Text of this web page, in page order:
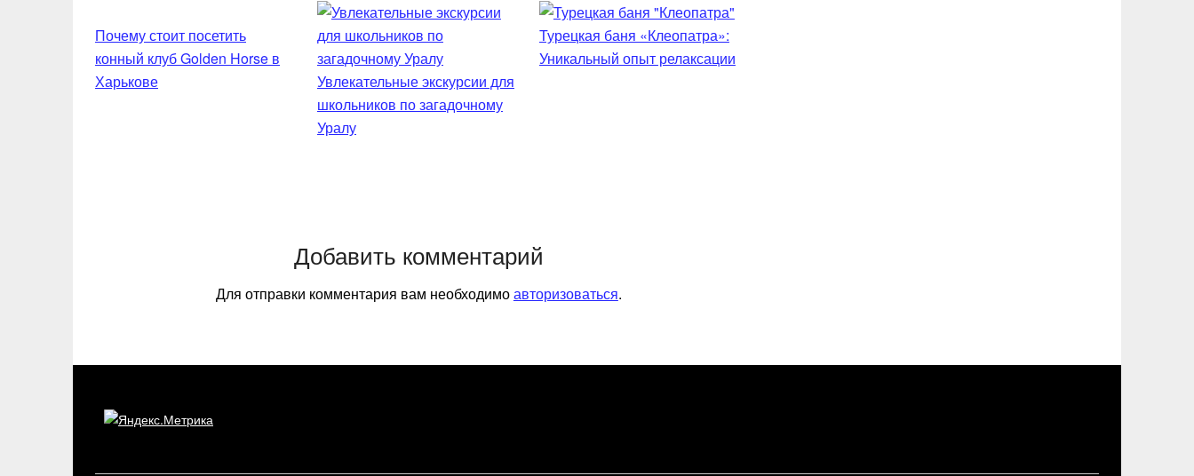
Почему стоит посетить
конный клуб Golden Horse в
Харькове
Увлекательные экскурсии для
школьников по загадочному
Уралу
Турецкая баня «Клеопатра»:
Уникальный опыт релаксации
Добавить комментарий
Для отправки комментария вам необходимоавторизоваться.